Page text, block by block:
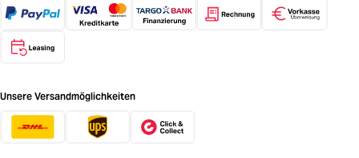
Unsere Versandmöglichkeiten